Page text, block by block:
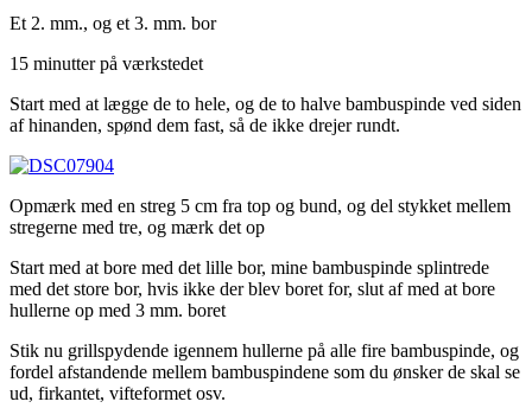
Et 2. mm., og et 3. mm. bor
15 minutter på værkstedet
Start med at lægge de to hele, og de to halve bambuspinde ved siden
af hinanden, spønd dem fast, så de ikke drejer rundt.
Opmærk med en streg 5 cm fra top og bund, og del stykket mellem
stregerne med tre, og mærk det op
Start med at bore med det lille bor, mine bambuspinde splintrede
med det store bor, hvis ikke der blev boret for, slut af med at bore
hullerne op med 3 mm. boret
Stik nu grillspydende igennem hullerne på alle fire bambuspinde, og
fordel afstandende mellem bambuspindene som du ønsker de skal se
ud, firkantet, vifteformet osv.